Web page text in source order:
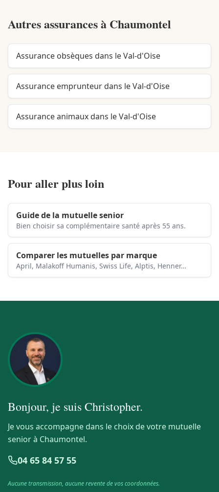
Autres assurances à Chaumontel
Assurance obsèques dans le Val-d'Oise
Assurance emprunteur dans le Val-d'Oise
Assurance animaux dans le Val-d'Oise
Pour aller plus loin
Guide de la mutuelle senior
Bien choisir sa complémentaire santé après 55 ans.
Comparer les mutuelles par marque
April, Malakoff Humanis, Swiss Life, Alptis, Henner…
Bonjour, je suisChristopher.
Je vous accompagne dans le choix de votre mutuelle
senior à Chaumontel.
04 65 84 57 55
Aucune transmission, aucune revente de vos coordonnées.